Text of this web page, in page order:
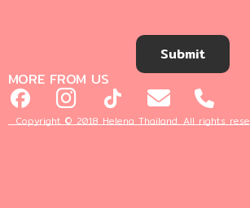
Submit
MORE FROM US
Copyright © 2018 Helena Thailand. All rights